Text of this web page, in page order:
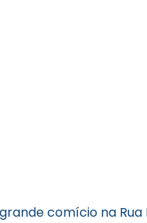
comício na